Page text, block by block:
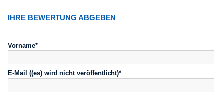
IHRE BEWERTUNG ABGEBEN
Vorname*
E-Mail ((es) wird nicht veröffentlicht)*